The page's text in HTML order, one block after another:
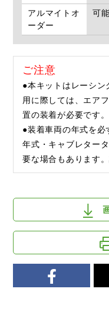
アルマイトオ
ーダー
可
ご注意
●本キットはレーシン
用に際しては、エア
置の装着が必要です。
●装着車両の年式を必
年式・キャブレター
要な場合もあります